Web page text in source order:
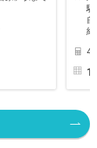
駅
約
12